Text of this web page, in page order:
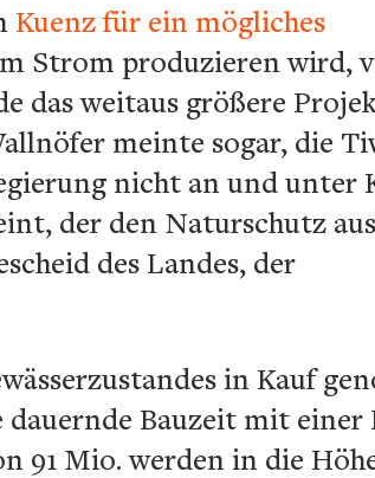
Kuenz für ein mögliches
Strom produzieren wird,
das weitaus größere
meinte sogar, die
nicht an und unter
der den Naturschutz
des Landes, der
in Kauf
dauernde Bauzeit mit einer
91 Mio. werden in die